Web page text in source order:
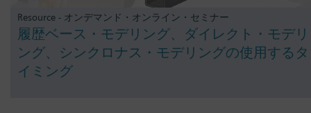
Resource - オンデマンド・オンライン・セミナー
履歴ベース・モデリング、ダイレクト・モデリ
ング、シンクロナス・モデリングの使用するタ
イミング